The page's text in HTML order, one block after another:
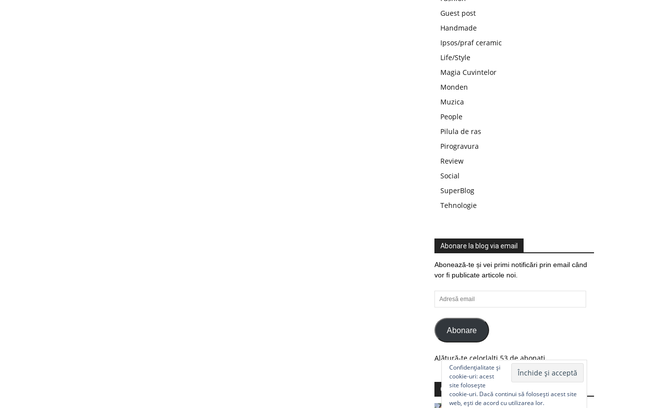
Guest post
Handmade
Ipsos/praf ceramic
Life/Style
Magia Cuvintelor
Monden
Muzica
People
Pilula de ras
Pirogravura
Review
Social
SuperBlog
Tehnologie
Abonare la blog via email
Abonează-te și vei primi notificări prin email când
vor fi publicate articole noi.
Adresă
email
Abonare
Alătură-te celorlalți 53 de abonați.
Comunitate
Confidențialitate și
cookie-uri: acest
site folosește
cookie-uri. Dacă continui să folosești acest site
web, ești de acord cu utilizarea lor.